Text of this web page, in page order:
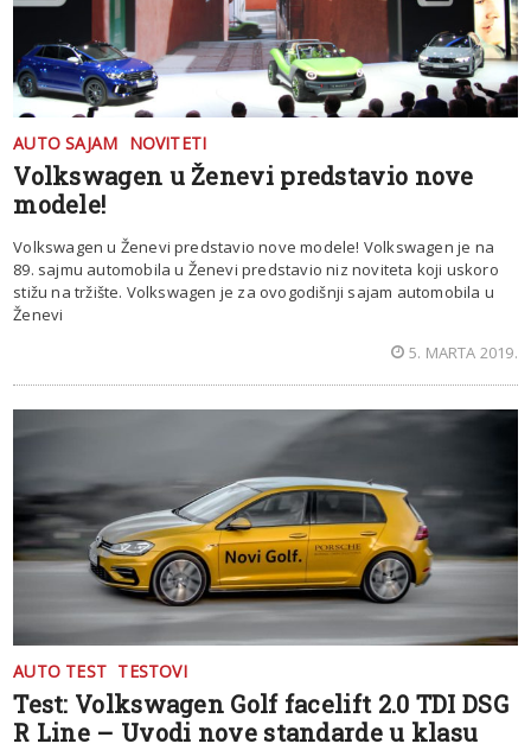
AUTO SAJAM NOVITETI
Volkswagen u Ženevi predstavio nove
modele!
Volkswagen u Ženevi predstavio nove modele! Volkswagen je na
89. sajmu automobila u Ženevi predstavio niz noviteta koji uskoro
stižu na tržište. Volkswagen je za ovogodišnji sajam automobila u
Ženevi
5. MARTA 2019.
AUTO TEST TESTOVI
Test: Volkswagen Golf facelift 2.0 TDI DSG
R Line – Uvodi nove standarde u klasu